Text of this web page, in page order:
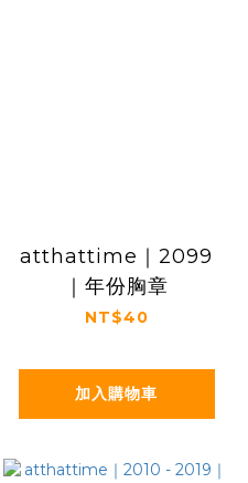
atthattime｜2099
｜年份胸章
NT$40
加入購物車